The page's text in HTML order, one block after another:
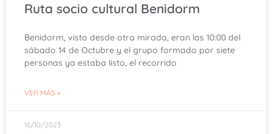
Ruta socio cultural Benidorm
Benidorm, visto desde otra mirada, eran las 10:00 del
sábado 14 de Octubre y el grupo formado por siete
personas ya estaba listo, el recorrido
VER MÁS »
16/10/2023